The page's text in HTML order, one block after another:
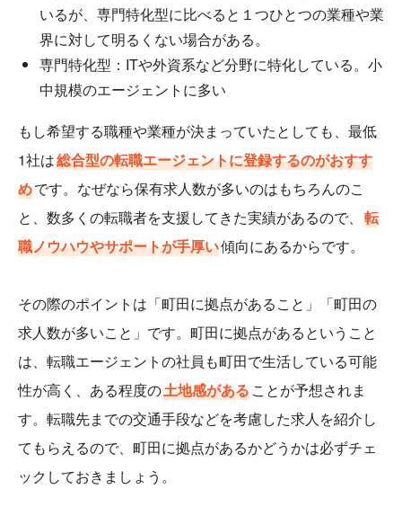
いるが、専門特化型に比べると１つひとつの業種や業
界に対して明るくない場合がある。
専門特化型：ITや外資系など分野に特化している。小
中規模のエージェントに多い
もし希望する職種や業種が決まっていたとしても、最低
1社は総合型の転職エージェントに登録するのがおすす
めです。なぜなら保有求人数が多いのはもちろんのこ
と、数多くの転職者を支援してきた実績があるので、 転
職ノウハウやサポートが手厚い傾向にあるからです。
その際のポイントは「町田に拠点があること」「町田の
求人数が多いこと」です。町田に拠点があるということ
は、転職エージェントの社員も町田で生活している可能
性が高く、ある程度の土地感があることが予想されま
す。転職先までの交通手段などを考慮した求人を紹介し
てもらえるので、町田に拠点があるかどうかは必ずチェ
ックしておきましょう。